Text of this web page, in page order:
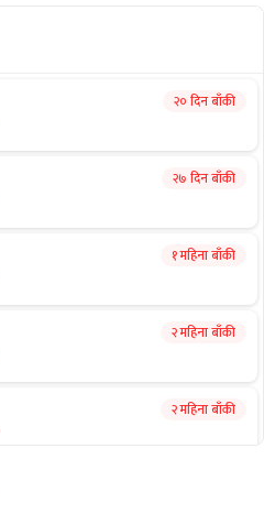
२० दिन बाँकी
२७ दिन बाँकी
१ महिना बाँकी
२ महिना बाँकी
२ महिना बाँकी